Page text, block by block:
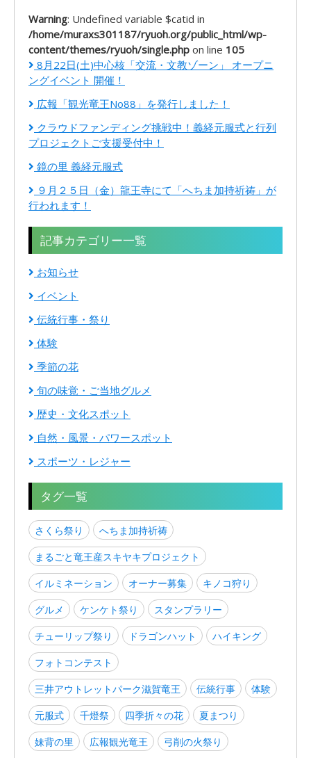
Warning: Undefined variable $catid in
/home/muraxs301187/ryuoh.org/public_html/wp-
content/themes/ryuoh/single.php on line 105
8月22日(土)中心核「交流・文教ゾーン」 オープニ
ングイベント 開催！
広報「観光竜王No88」を発行しました！
クラウドファンディング挑戦中！義経元服式と行列
プロジェクトご支援受付中！
鏡の里 義経元服式
９月２５日（金）龍王寺にて「へちま加持祈祷」が
行われます！
記事カテゴリー一覧
お知らせ
イベント
伝統行事・祭り
体験
季節の花
旬の味覚・ご当地グルメ
歴史・文化スポット
自然・風景・パワースポット
スポーツ・レジャー
タグ一覧
さくら祭り
へちま加持祈祷
まるごと竜王産スキヤキプロジェクト
イルミネーション
オーナー募集
キノコ狩り
グルメ
ケンケト祭り
スタンプラリー
チューリップ祭り
ドラゴンハット
ハイキング
フォトコンテスト
三井アウトレットパーク滋賀竜王
伝統行事
体験
元服式
千燈祭 四季折々の花
夏まつり
妹背の里
広報観光竜王
弓削の火祭り